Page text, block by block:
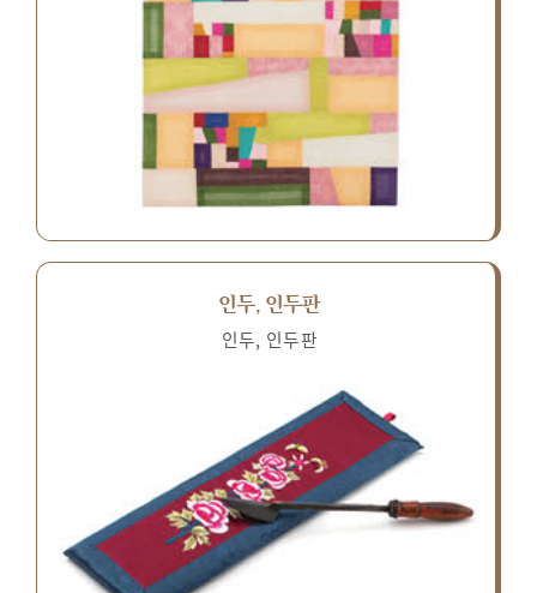
인두, 인두판
인두, 인두판